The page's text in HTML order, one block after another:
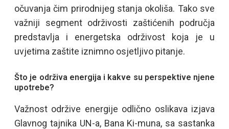
očuvanja čim prirodnijeg stanja okoliša. Tako sve
važniji segment održivosti zaštićenih područja
predstavlja i energetska održivost koja je u
uvjetima zaštite iznimno osjetljivo pitanje.
Što je održiva energija i kakve su perspektive njene
upotrebe?
Važnost održive energije odlično oslikava izjava
Glavnog tajnika UN-a, Bana Ki-muna, sa sastanka